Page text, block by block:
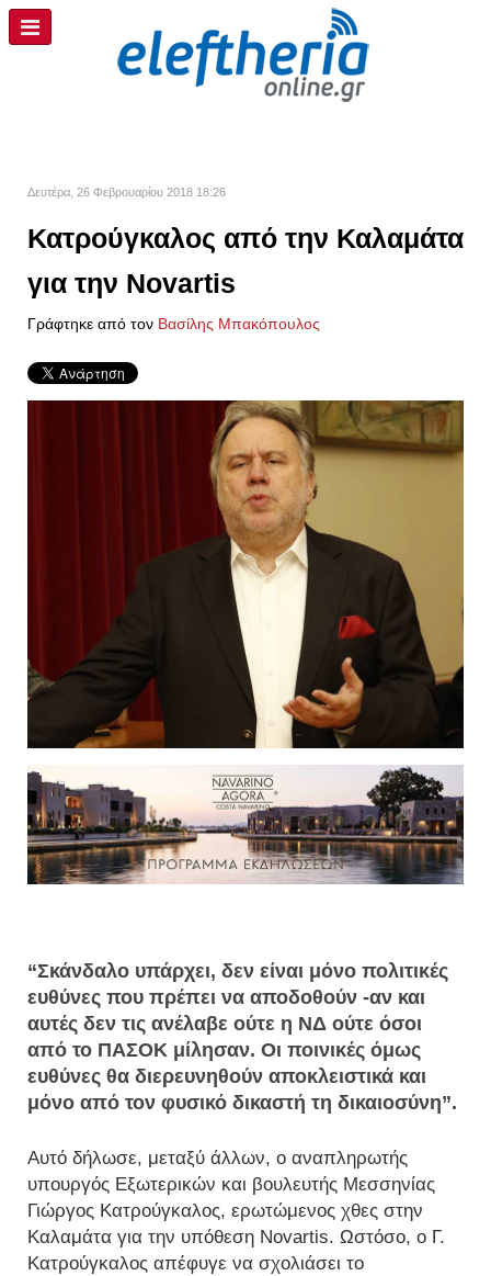
Δευτέρα, 26 Φεβρουαρίου 2018 18:26
Κατρούγκαλος από την Καλαμάτα
για την Novartis
Γράφτηκε από τον Βασίλης Μπακόπουλος
“Σκάνδαλο υπάρχει, δεν είναι μόνο πολιτικές
ευθύνες που πρέπει να αποδοθούν -αν και
αυτές δεν τις ανέλαβε ούτε η ΝΔ ούτε όσοι
από το ΠΑΣΟΚ μίλησαν. Οι ποινικές όμως
ευθύνες θα διερευνηθούν αποκλειστικά και
μόνο από τον φυσικό δικαστή τη δικαιοσύνη”.
Αυτό δήλωσε, μεταξύ άλλων, ο αναπληρωτής
υπουργός Εξωτερικών και βουλευτής Μεσσηνίας
Γιώργος Κατρούγκαλος, ερωτώμενος χθες στην
Καλαμάτα για την υπόθεση Novartis. Ωστόσο, ο Γ.
Κατρούγκαλος απέφυγε να σχολιάσει το